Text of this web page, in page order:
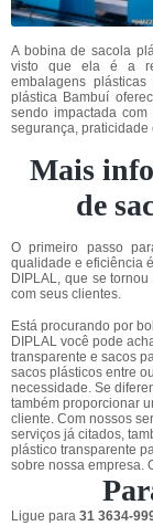
A bobina de sacola
visto que ela é a
embalagens
plástica Bambuí
sendo impactada
segurança, praticidade
Mais
de
O primeiro passo
qualidade e eficiência
DIPLAL, que se
com seus clientes.
Está procurando por
DIPLAL você pode
transparente e sacos
sacos plásticos entre
necessidade. Se
também proporcionar
cliente. Com nossos
serviços já citados,
plástico transparente
sobre nossa empresa.
Ligue para 31 3634-